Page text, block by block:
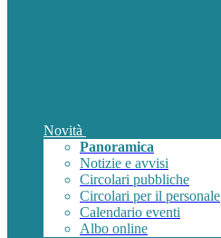
Novità
Panoramica
Notizie e avvisi
Circolari pubbliche
Circolari per il personale
Calendario eventi
Albo online